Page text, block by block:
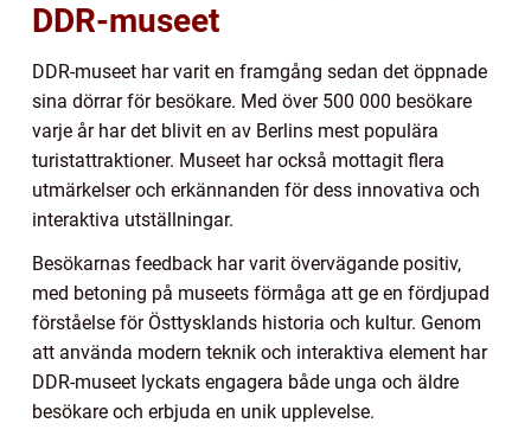
DDR-museet
DDR-museet har varit en framgång sedan det öppnade
sina dörrar för besökare. Med över 500 000 besökare
varje år har det blivit en av Berlins mest populära
turistattraktioner. Museet har också mottagit flera
utmärkelser och erkännanden för dess innovativa och
interaktiva utställningar.
Besökarnas feedback har varit övervägande positiv,
med betoning på museets förmåga att ge en fördjupad
förståelse för Östtysklands historia och kultur. Genom
att använda modern teknik och interaktiva element har
DDR-museet lyckats engagera både unga och äldre
besökare och erbjuda en unik upplevelse.